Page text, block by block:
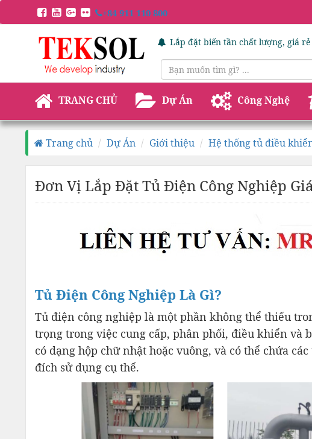
+84 911 110 800
Lắp đặt biến tần chất lượng, giá
TRANG CHỦ Dự Án Công Nghệ
Trang chủ Dự Án Giới thiệu Hệ thống tủ điều
Đơn Vị Lắp Đặt Tủ Điện Công Nghiệp
Tủ Điện Công Nghiệp Là Gì?
Tủ điện công nghiệp là một phần không thể thiếu
trọng trong việc cung cấp, phân phối, điều khiển và
có dạng hộp chữ nhật hoặc vuông, và có thể chứa
đích sử dụng cụ thể.